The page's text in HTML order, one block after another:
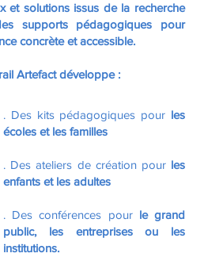
et solutions issus de la recherche
supports pédagogiques pour
concrète et accessible.
Artefact développe :
. Des kits pédagogiques pour les
écoles et les familles
. Des ateliers de création pour les
enfants et les adultes
. Des conférences pour le grand
public, les entreprises ou les
institutions.